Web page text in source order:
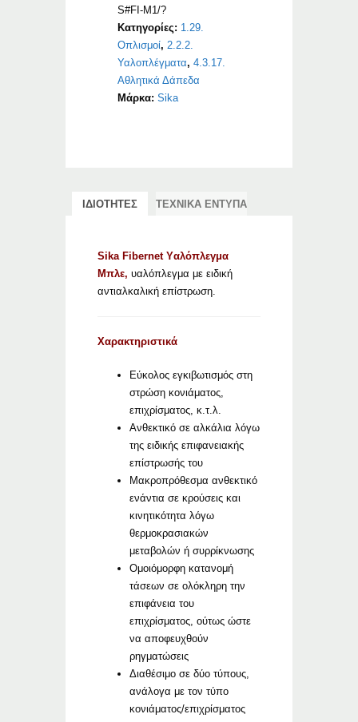
S#FI-M1/?
Κατηγορίες: 1.29.
Οπλισμοί,2.2.2.
Υαλοπλέγματα,4.3.17.
Αθλητικά Δάπεδα
Μάρκα:Sika
ΙΔΙΟΤΗΤΕΣ ΤΕΧΝΙΚΑ ΕΝΤΥΠΑ
Sika Fibernet Yαλόπλεγμα
Μπλε, υαλόπλεγμα με ειδική
αντιαλκαλική επίστρωση.
Χαρακτηριστικά
Εύκολος εγκιβωτισμός στη
στρώση κονιάματος,
επιχρίσματος, κ.τ.λ.
Ανθεκτικό σε αλκάλια λόγω
της ειδικής επιφανειακής
επίστρωσής του
Μακροπρόθεσμα ανθεκτικό
ενάντια σε κρούσεις και
κινητικότητα λόγω
θερμοκρασιακών
μεταβολών ή συρρίκνωσης
Ομοιόμορφη κατανομή
τάσεων σε ολόκληρη την
επιφάνεια του
επιχρίσματος, ούτως ώστε
να αποφευχθούν
ρηγματώσεις
Διαθέσιμο σε δύο τύπους,
ανάλογα με τον τύπο
κονιάματος/επιχρίσματος